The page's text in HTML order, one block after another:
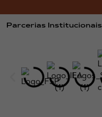
Parcerias Institucionais